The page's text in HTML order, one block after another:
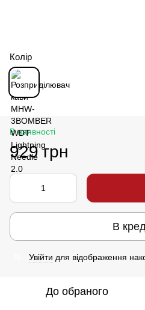
Колір
В наявності
929 грн
В
Увійти для відображення
До обраного